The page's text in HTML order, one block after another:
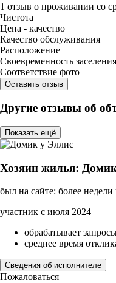
1 отзыв о проживании со
Чистота
Цена - качество
Качество обслуживания
Расположение
Своевременность заселения
Соответствие фото
Оставить отзыв
Другие отзывы об
Показать ещё
Хозяин жилья:
был на сайте: более недели
участник с июля 2024
обрабатывает
среднее время
Сведения об исполнителе
Пожаловаться